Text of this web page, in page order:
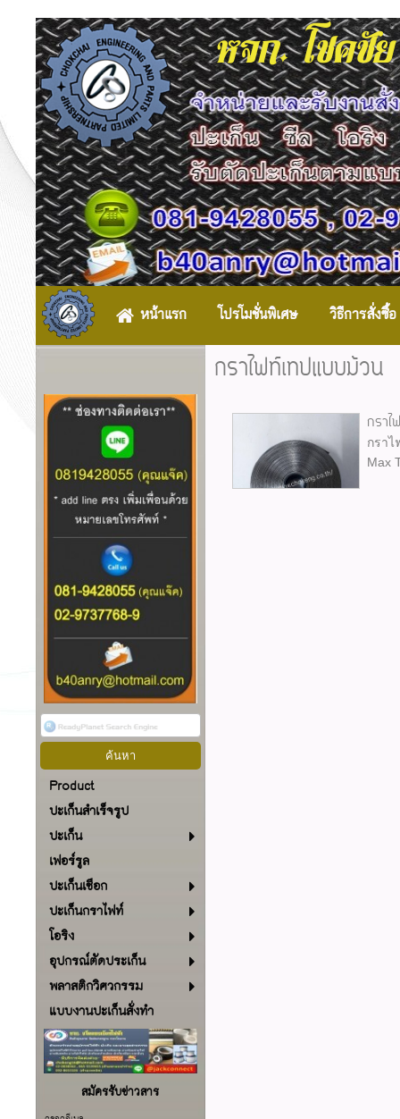
หจก. โชคชั
หน้าแรก โปรโมชั่นพิเศษ วิธีการสั่งซื้อ
Product
ปะเก็นสำเร็จรูป
ปะเก็น
เฟอร์รูล
ปะเก็นเชือก
ปะเก็นกราไฟท์
โอริง
อุปกรณ์ตัดประเก็น
พลาสติกวิศวกรรม
แบบงานปะเก็นสั่งทำ
สมัครรับข่าวสาร
กราไฟท์เทปแบบม้วน
กรา
กรา
Max